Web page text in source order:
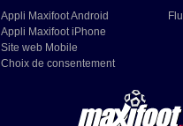
Appli Maxifoot Android
Appli Maxifoot iPhone
Site web Mobile
Choix de consentement